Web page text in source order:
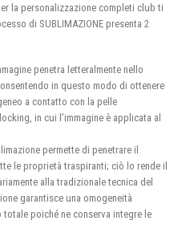
la personalizzazione completi club ti
di SUBLIMAZIONE presenta 2
penetra letteralmente nello
in questo modo di ottenere
a contatto con la pelle
in cui l’immagine è applicata al
permette di penetrare il
le proprietà traspiranti; ciò lo rende il
alla tradizionale tecnica del
garantisce una omogeneità
poiché ne conserva integre le